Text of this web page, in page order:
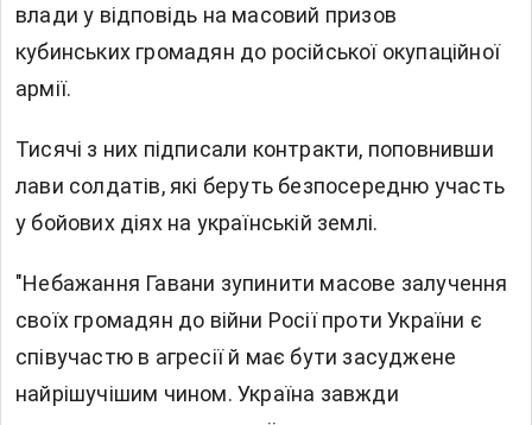
влади у відповідь на масовий призов
кубинських громадян до російської окупаційної
армії.
Тисячі з них підписали контракти, поповнивши
лави солдатів, які беруть безпосередню участь
у бойових діях на українській землі.
"Небажання Гавани зупинити масове залучення
своїх громадян до війни Росії проти України є
співучастю в агресії й має бути засуджене
найрішучішим чином. Україна завжди